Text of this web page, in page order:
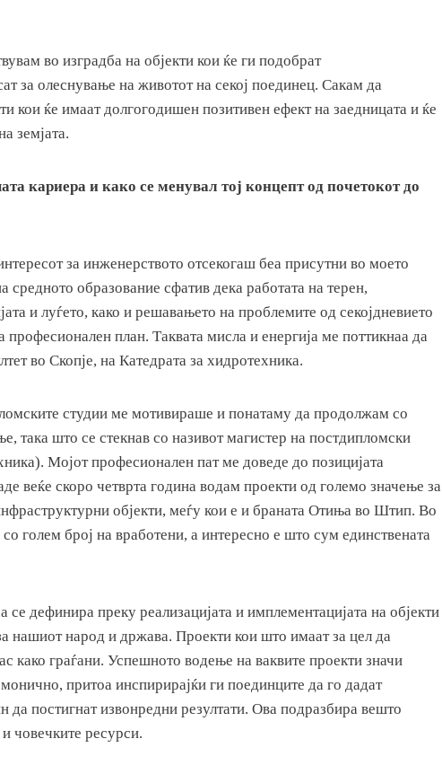
во изградба на објекти кои ќе ги подобрат
за олеснување на животот на секој поединец. Сакам да
кои ќе имаат долгогодишен позитивен ефект на заедницата и ќе
земјата.
кариера и како се менувал тој концепт од почетокот до
за инженерството отсекогаш беа присутни во моето
средното образование сфатив дека работата на терен,
и луѓето, како и решавањето на проблемите од секојдневието
професионален план. Таквата мисла и енергија ме поттикнаа да
во Скопје, на Катедрата за хидротехника.
студии ме мотивираше и понатаму да продолжам со
така што се стекнав со називот магистер на постдипломски
Мојот професионален пат ме доведе до позицијата
веќе скоро четврта година водам проекти од големо значење за
објекти, меѓу кои е и браната Отиња во Штип. Во
голем број на вработени, а интересно е што сум единствената
се дефинира преку реализацијата и имплементацијата на објекти
нашиот народ и држава. Проекти кои што имаат за цел да
како граѓани. Успешното водење на ваквите проекти значи
притоа инспирирајќи ги поединците да го дадат
да постигнат извонредни резултати. Ова подразбира вешто
човечките ресурси.